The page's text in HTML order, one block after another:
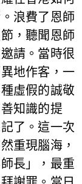
浪費了恩師
，聽聞恩師
請。當時很
地作客，一
虛假的誠敬
知識的提
了。這一次
重現腦海，
長」，最重